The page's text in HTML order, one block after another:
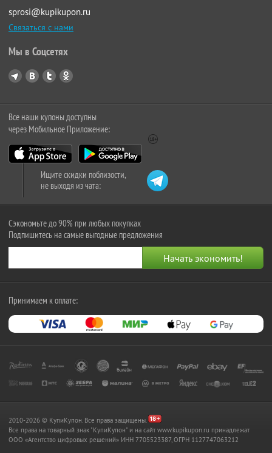
sprosi@kupikupon.ru
Связаться с нами
Мы в Соцсетях
Все наши купоны доступны
через Мобильное Приложение:
Ищите скидки поблизости,
не выходя из чата:
Сэкономьте до 90% при любых покупках
Подпишитесь на самые выгодные предложения
Принимаем к оплате:
2010-2026 © КупиКупон. Все права защищены.
Все права на товарный знак "КупиКупон" и на сайт www.kupikupon.ru принадлежат
OOO «Агентство цифровых решений» ИНН 7705523387, ОГРН 1127747063212